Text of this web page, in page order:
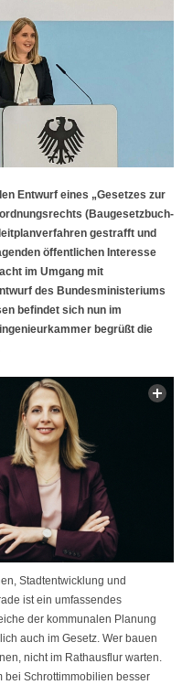
Entwurf eines „Gesetzes zur
(Baugesetzbuch-
gestrafft und
öffentlichen Interesse
im Umgang mit
des Bundesministeriums
befindet sich nun im
begrüßt die
Stadtentwicklung und
ist ein umfassendes
der kommunalen Planung
auch im Gesetz. Wer bauen
nicht im Rathausflur warten.
bei Schrottimmobilien besser